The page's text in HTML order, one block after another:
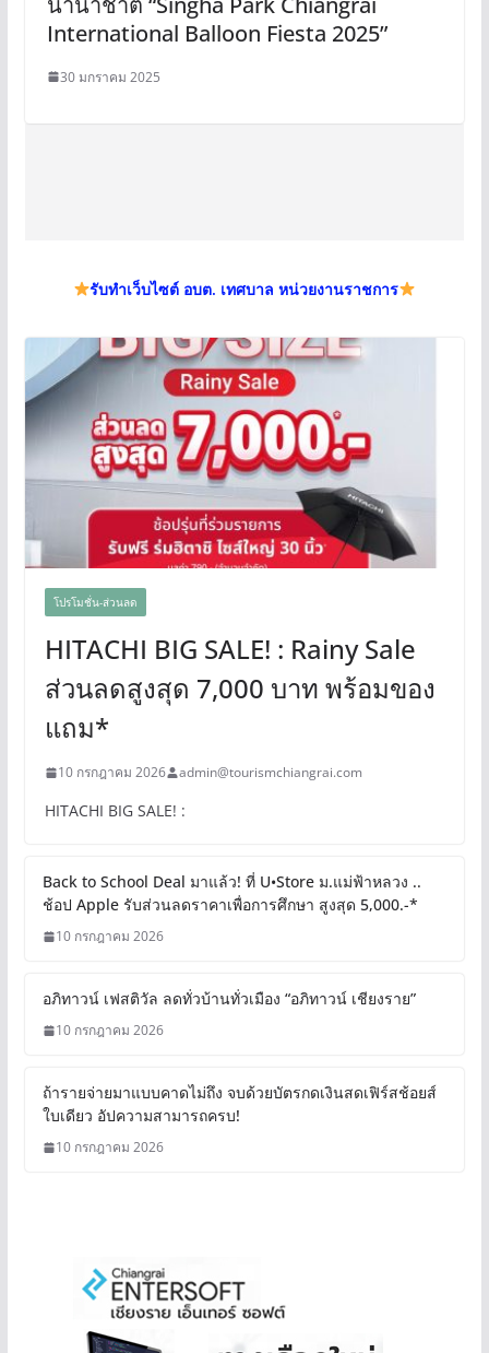
International Balloon Fiesta 2025”
30 มกราคม 2025
รับทำเว็บไซต์ อบต. เทศบาล หน่วยงานราชการ
โปรโมชั่น-ส่วนลด
HITACHI BIG SALE! : Rainy Sale
ส่วนลดสูงสุด 7,000 บาท พร้อมของ
แถม*
10 กรกฎาคม 2026 admin@tourismchiangrai.com
HITACHI BIG SALE! :
Back to School Deal มาแล้ว! ที่ U•Store ม.แม่ฟ้าหลวง ..
ช้อป Apple รับส่วนลดราคาเพื่อการศึกษา สูงสุด 5,000.-*
10 กรกฎาคม 2026
อภิทาวน์ เฟสติวัล ลดทั่วบ้านทั่วเมือง “อภิทาวน์ เชียงราย”
10 กรกฎาคม 2026
ถ้ารายจ่ายมาแบบคาดไม่ถึง จบด้วยบัตรกดเงินสดเฟิร์สช้อยส์
ใบเดียว อัปความสามารถครบ!
10 กรกฎาคม 2026